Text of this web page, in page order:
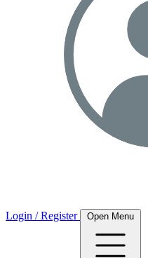
Login / Register Open Menu